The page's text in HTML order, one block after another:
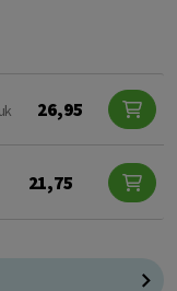
26,95
21,75